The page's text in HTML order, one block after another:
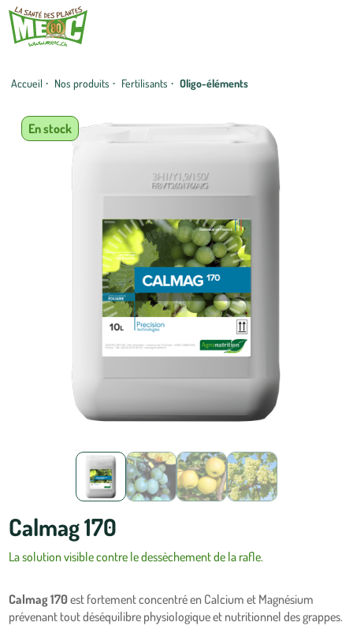
Accueil · Nos produits · Fertilisants · Oligo-éléments
En stock
Calmag 170
La solution visible contre le dessèchement de la rafle.
Calmag 170est fortement concentré en Calcium et Magnésium
prévenant tout déséquilibre physiologique et nutritionnel des grappes.